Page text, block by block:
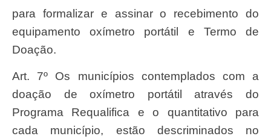
para formalizar e assinar o recebimento do
equipamento oxímetro portátil e Termo de
Doação.
Art. 7º Os municípios contemplados com a
doação de oxímetro portátil através do
Programa Requalifica e o quantitativo para
cada município, estão descriminados no